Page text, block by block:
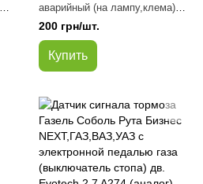
аварийный (на лампу,клема)
Газель Соболь Рута
NEXT,Бизнес дв.4216, Evotech
2.7 A274 (оригинал)
200 грн/шт.
Купить